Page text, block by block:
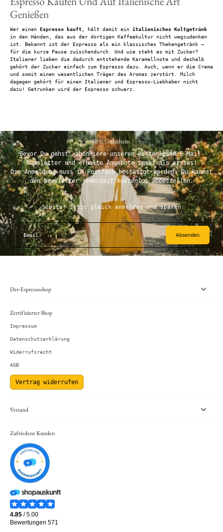
Genießen
Wer einen Espresso kauft, hält damit ein italienisches Kultgetränk
in den Händen, das aus der dortigen Kaffeekultur nicht wegzudenken
ist. Bekannt ist der Espresso als ein klassisches Thekengetränk –
für die kurze Pause zwischendurch. Und wie steht es mit Zucker?
Italiener lieben die dadurch entstehende Karamellnote und deshalb
gehört der Zucker einfach zum Espresso dazu. Auch, wenn er die Crema
und somit einen wesentlichen Träger des Aromas zerstört. Milch
dagegen gehört für einen Italiener und Espresso-Liebhaber nicht
dazu! Getrunken wird der Espresso schwarz.
10 % Gutschein.
Bevor Du gehst, abonniere unseren kostenlosen E-Mail-
Newsletter und erhalte Angebote immer als erstes!
Die Anmeldung muss im Postfach bestätigt werden.Du kannst
den Newsletter jederzeit kostenlos abbestellen.
Subito! Jetzt gleich anmelden und sparen
Email Absenden
Der-Espressoshop
Zertifizierter Shop
Impressum
Datenschutzerklärung
Widerrufsrecht
AGB
Vertrag widerrufen
Versand
Zufriedene Kunden